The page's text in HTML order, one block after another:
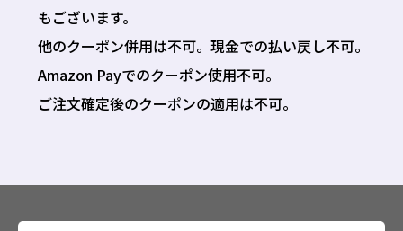
もございます。
他のクーポン併用は不可。現金での払い戻し不可。
Amazon Payでのクーポン使用不可。
ご注文確定後のクーポンの適用は不可。